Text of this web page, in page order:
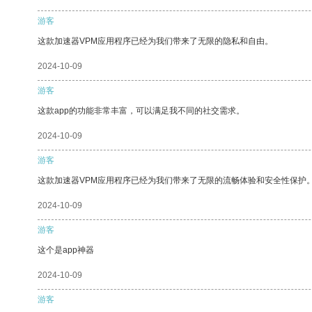
游客
这款加速器VPM应用程序已经为我们带来了无限的隐私和自由。
2024-10-09
游客
这款app的功能非常丰富，可以满足我不同的社交需求。
2024-10-09
游客
这款加速器VPM应用程序已经为我们带来了无限的流畅体验和安全性保护
2024-10-09
游客
这个是app神器
2024-10-09
游客